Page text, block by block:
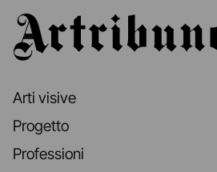
Artribune
Arti visive
Progetto
Professioni